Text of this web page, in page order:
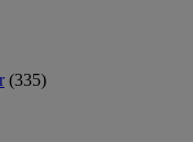
(335)